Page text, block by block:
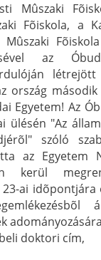
Mûszaki
Fõiskola, a
az
ország
Egyetem! Az
ülésén "Az
szóló
az Egyetem
kerül
ai idõpontjára
doktori cím,